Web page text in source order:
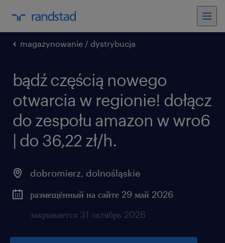
magazynowanie / dystrybucja
bądź częścią nowego
otwarcia w regionie! dołącz
do zespołu amazon w wro6
| do 36,22 zł/h.
dobromierz, dolnośląskie
размещённый на сайте 29 май 2026
закрывается 31 октябрь 2026